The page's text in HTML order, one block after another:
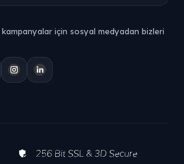
için sosyal medyadan bizleri